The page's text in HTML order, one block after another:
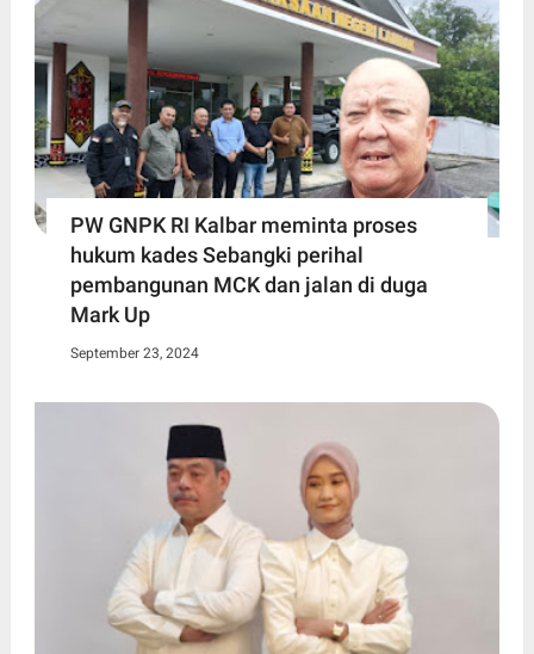
PW GNPK RI Kalbar meminta proses
hukum kades Sebangki perihal
pembangunan MCK dan jalan di duga
Mark Up
September 23, 2024